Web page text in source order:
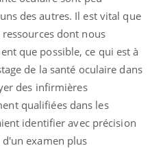
des autres. Il est vital que
dont nous
que possible, ce qui est à
de la santé oculaire dans
des infirmières
qualifiées dans les
identifier avec précision
examen plus